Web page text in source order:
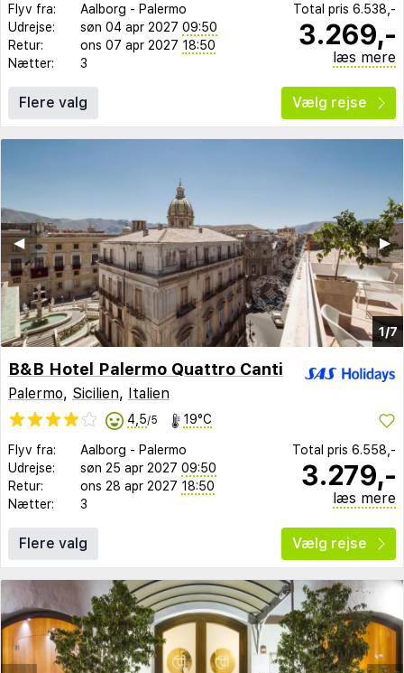
Flyv fra: Aalborg - Palermo
Udrejse:
søn 04 apr 2027 09:50
Retur:
ons 07 apr 2027 18:50
Nætter:
3
Total pris 6.538,-
3.269,-
læs mere
Flere valg Vælg rejse
1/7
▶︎
◀︎
B&B Hotel Palermo Quattro Canti
Palermo, Sicilien, Italien
4,5/5 19°C
Flyv fra: Aalborg - Palermo
Udrejse:
søn 25 apr 2027 09:50
Retur:
ons 28 apr 2027 18:50
Nætter:
3
Total pris 6.558,-
3.279,-
læs mere
Flere valg Vælg rejse